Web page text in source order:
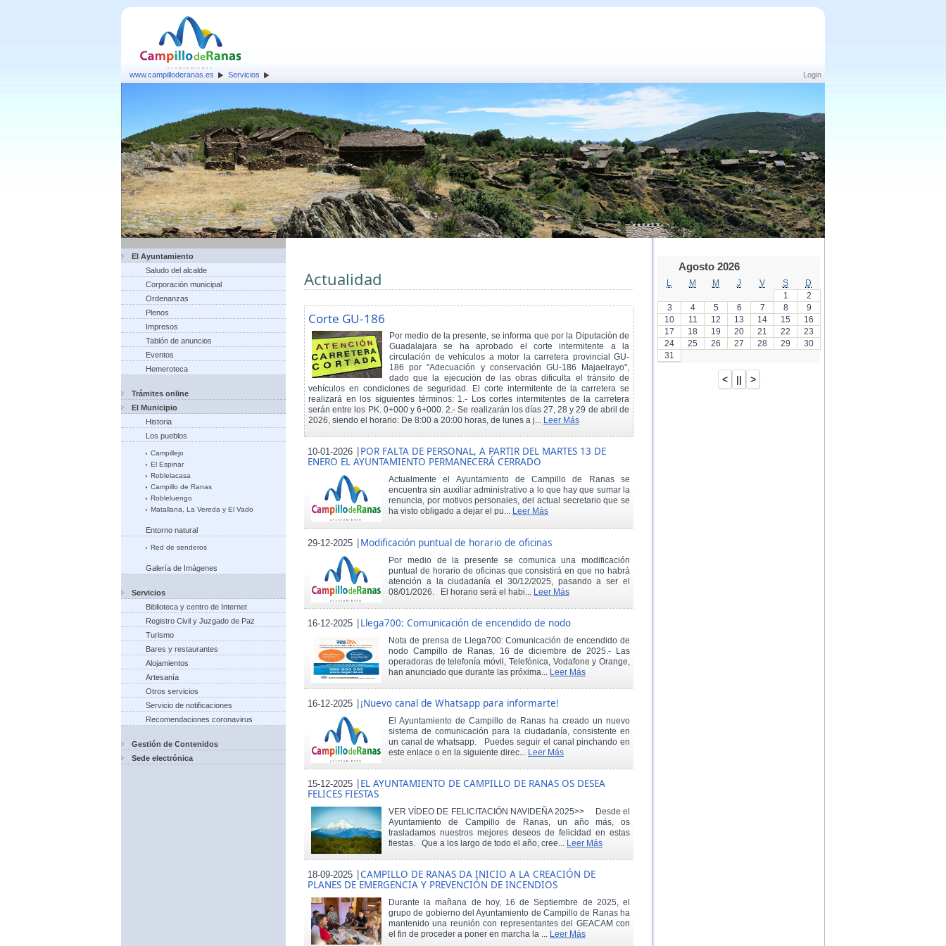
Login
www.campilloderanas.es Servicios
El Ayuntamiento
Saludo del alcalde
Corporación municipal
Ordenanzas
Plenos
Impresos
Tablón de anuncios
Eventos
Hemeroteca
Trámites online
El Municipio
Historia
Los pueblos
Campillejo
El Espinar
Roblelacasa
Campillo de Ranas
Robleluengo
Matallana, La Vereda y El Vado
Entorno natural
Red de senderos
Galería de Imágenes
Servicios
Biblioteca y centro de Internet
Registro Civil y Juzgado de Paz
Turismo
Bares y restaurantes
Alojamientos
Artesanía
Otros servicios
Servicio de notificaciones
Recomendaciones coronavirus
Gestión de Contenidos
Sede electrónica
Actualidad
Corte GU-186
Por medio de la presente, se informa que por la Diputación de
Guadalajara se ha aprobado el corte intermitente a la
circulación de vehículos a motor la carretera provincial GU-
186 por "Adecuación y conservación GU-186 Majaelrayo",
dado que la ejecución de las obras dificulta el tránsito de
vehículos en condiciones de seguridad. El corte intermitente de la carretera se
realizará en los siguientes términos: 1.- Los cortes intermitentes de la carretera
serán entre los PK. 0+000 y 6+000. 2.- Se realizarán los días 27, 28 y 29 de abril de
2026, siendo el horario: De 8:00 a 20:00 horas, de lunes a j... Leer Más
10-01-2026 |POR FALTA DE PERSONAL, A PARTIR DEL MARTES 13 DE
ENERO EL AYUNTAMIENTO PERMANECERÁ CERRADO
Actualmente el Ayuntamiento de Campillo de Ranas se
encuentra sin auxiliar administrativo a lo que hay que sumar la
renuncia, por motivos personales, del actual secretario que se
ha visto obligado a dejar el pu... Leer Más
29-12-2025 |Modificación puntual de horario de oficinas
Por medio de la presente se comunica una modificación
puntual de horario de oficinas que consistirá en que no habrá
atención a la ciudadanía el 30/12/2025, pasando a ser el
08/01/2026. El horario será el habi... Leer Más
16-12-2025 |Llega700: Comunicación de encendido de nodo
Nota de prensa de Llega700: Comunicación de encendido de
nodo Campillo de Ranas, 16 de diciembre de 2025.- Las
operadoras de telefonía móvil, Telefónica, Vodafone y Orange,
han anunciado que durante las próxima... Leer Más
16-12-2025 |¡Nuevo canal de Whatsapp para informarte!
El Ayuntamiento de Campillo de Ranas ha creado un nuevo
sistema de comunicación para la ciudadanía, consistente en
un canal de whatsapp. Puedes seguir el canal pinchando en
este enlace o en la siguiente direc... Leer Más
15-12-2025 |EL AYUNTAMIENTO DE CAMPILLO DE RANAS OS DESEA
FELICES FIESTAS
VER VÍDEO DE FELICITACIÓN NAVIDEÑA 2025>> Desde el
Ayuntamiento de Campillo de Ranas, un año más, os
trasladamos nuestros mejores deseos de felicidad en estas
fiestas. Que a los largo de todo el año, cree... Leer Más
18-09-2025
CAMPILLO DE RANAS DA INICIO A LA CREACIÓN DE
PLANES DE EMERGENCIA Y PREVENCIÓN DE INCENDIOS
Durante la mañana de hoy, 16 de Septiembre de 2025, el
grupo de gobierno del Ayuntamiento de Campillo de Ranas ha
mantenido una reunión con representantes del GEACAM con
el fin de proceder a poner en marcha la ... Leer Más
Agosto 2026
M M J V S
D
1
2
3
4 5 6 7 8
9
10
11 12 13 14 15
16
17
18 19 20 21 22
23
24
25 26 27 28 29
30
31